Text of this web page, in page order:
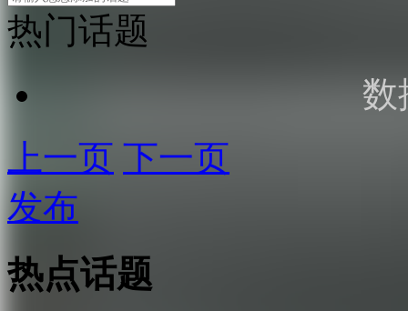
热门话题
数
上一页 下一页
发布
热点话题